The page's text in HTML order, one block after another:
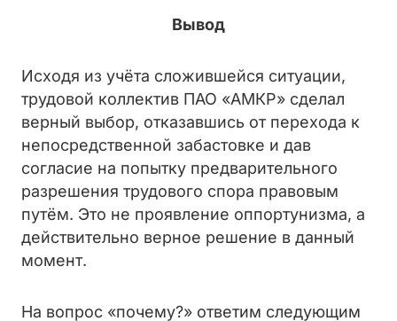
Вывод
Исходя из учёта сложившейся ситуации,
трудовой коллектив ПАО «АМКР» сделал
верный выбор, отказавшись от перехода к
непосредственной забастовке и дав
согласие на попытку предварительного
разрешения трудового спора правовым
путём. Это не проявление оппортунизма, а
действительно верное решение в данный
момент.
На вопрос «почему?» ответим следующим